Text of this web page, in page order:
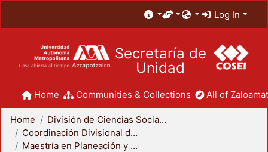
Log In
Secretaría de
Unidad
Home Communities & Collections All of
Home
División de Ciencias Sociales y Humanidades
Coordinación Divisional de Posgrado
Maestría en Planeación y Políticas Metropolitanas